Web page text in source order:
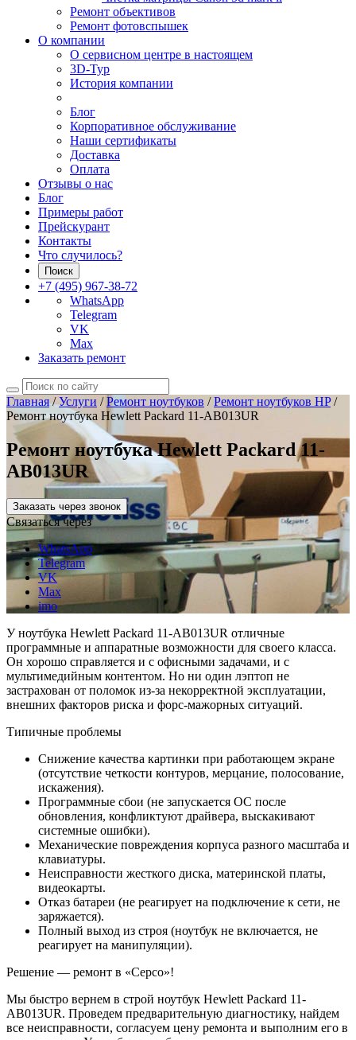
Ремонт объективов
Ремонт фотовспышек
О компании
О сервисном центре в настоящем
3D-Тур
История компании
Блог
Корпоративное обслуживание
Наши сертификаты
Доставка
Оплата
Отзывы о нас
Блог
Примеры работ
Прейскурант
Контакты
Что случилось?
Поиск
+7 (495) 967-38-72
WhatsApp
Telegram
VK
Max
Заказать ремонт
Главная/Услуги /Ремонт ноутбуков /Ремонт ноутбуков HP/
Ремонт ноутбука Hewlett Packard 11-AB013UR
Ремонт ноутбука Hewlett Packard 11-
AB013UR
Заказать через звонок
Связаться через
WhatsApp
Telegram
VK
Max
imo
У ноутбука Hewlett Packard 11-AB013UR отличные
программные и аппаратные возможности для своего класса.
Он хорошо справляется и с офисными задачами, и с
мультимедийным контентом. Но ни один лэптоп не
застрахован от поломок из-за некорректной эксплуатации,
внешних факторов риска и форс-мажорных ситуаций.
Типичные проблемы
Снижение качества картинки при работающем экране
(отсутствие четкости контуров, мерцание, полосование,
искажения).
Программные сбои (не запускается ОС после
обновления, конфликтуют драйвера, выскакивают
системные ошибки).
Механические повреждения корпуса разного масштаба и
клавиатуры.
Неисправности жесткого диска, материнской платы,
видеокарты.
Отказ батареи (не реагирует на подключение к сети, не
заряжается).
Полный выход из строя (ноутбук не включается, не
реагирует на манипуляции).
Решение — ремонт в «Серсо»!
Мы быстро вернем в строй ноутбук Hewlett Packard 11-
AB013UR. Проведем предварительную диагностику, найдем
все неисправности, согласуем цену ремонта и выполним его в